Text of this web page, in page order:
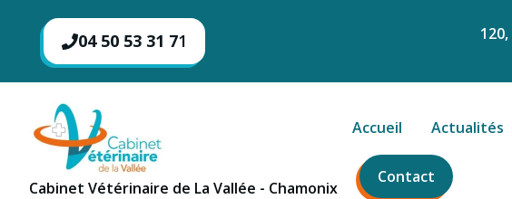
contenu
04 50 53 31 71
Cabinet Vétérinaire de La Vallée - Chamonix
Accueil Actualités
Contact